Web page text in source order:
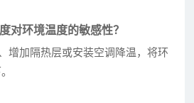
对环境温度的敏感性？
增加隔热层或安装空调降温，将环